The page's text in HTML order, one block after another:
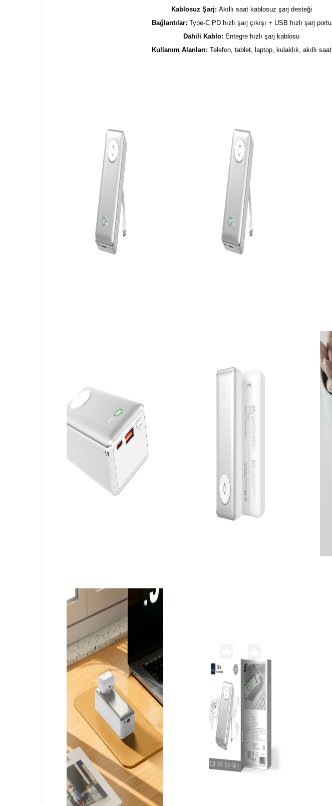
Kablosuz Şarj: Akıllı saat kablosuz şarj desteği
Bağlantılar: Type-C PD hızlı şarj çıkışı + USB hızlı şarj portu
Dahili Kablo: Entegre hızlı şarj kablosu
Kullanım Alanları: Telefon, tablet, laptop, kulaklık, akıllı saat